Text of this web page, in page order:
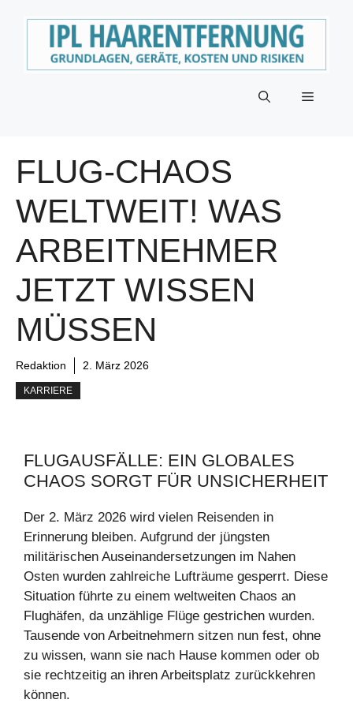
Menü
FLUG-CHAOS
WELTWEIT! WAS
ARBEITNEHMER
JETZT WISSEN
MÜSSEN
Redaktion 2. März 2026
KARRIERE
FLUGAUSFÄLLE: EIN GLOBALES
CHAOS SORGT FÜR UNSICHERHEIT
Der 2. März 2026 wird vielen Reisenden in
Erinnerung bleiben. Aufgrund der jüngsten
militärischen Auseinandersetzungen im Nahen
Osten wurden zahlreiche Lufträume gesperrt. Diese
Situation führte zu einem weltweiten Chaos an
Flughäfen, da unzählige Flüge gestrichen wurden.
Tausende von Arbeitnehmern sitzen nun fest, ohne
zu wissen, wann sie nach Hause kommen oder ob
sie rechtzeitig an ihren Arbeitsplatz zurückkehren
können.